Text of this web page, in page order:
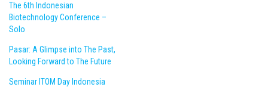
The 6th Indonesian
Biotechnology Conference –
Solo
Pasar: A Glimpse into The Past,
Looking Forward to The Future
Seminar ITOM Day Indonesia